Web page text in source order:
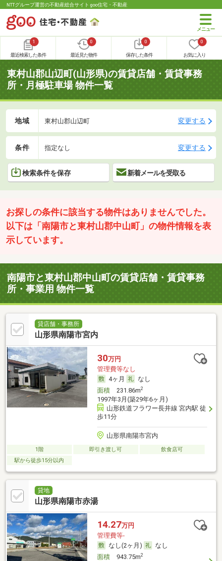
NTTグループ運営の不動産総合サイト goo住宅・不動産
1
最近検索した条件
0
最近見た物件
0
保存した条件
0
お気に入り
東村山郡山辺町(山形県)の賃貸店舗・賃貸事務
所・月極駐車場 物件一覧
地域 東村山郡山辺町 変更する
条件 指定なし 変更する
検索条件を保存 新着メールを受取る
お探しの条件に該当する物件はありませんでした。
以下は「南陽市と東村山郡中山町」の物件情報を表
示しています。
南陽市と東村山郡中山町の賃貸店舗・賃貸事務
所・事業用 物件一覧
貸店舗・事務所
山形県南陽市宮内
30万円
管理費等なし
4ヶ月
なし
面積231.86m2
1997年3月(築29年6ヶ月)
山形鉄道フラワー長井線 宮内駅 徒
歩11分
山形県南陽市宮内
1階 即引き渡し可
飲食店可
駅から徒歩15分以内
貸地
山形県南陽市赤湯
14.27万円
管理費等-
なし(2ヶ月)
なし
面積943.75m2